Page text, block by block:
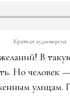
Краткая аудиоверсия
В
Но человек
улицам.